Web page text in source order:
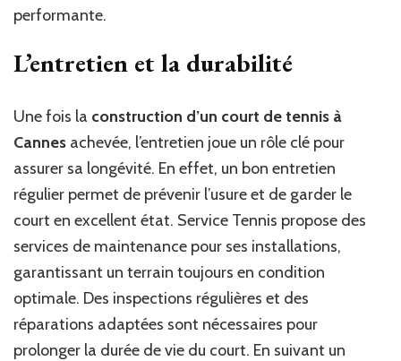
performante.
L’entretien et la durabilité
Une fois la construction d’un court de tennis à
Cannes achevée, l’entretien joue un rôle clé pour
assurer sa longévité. En effet, un bon entretien
régulier permet de prévenir l’usure et de garder le
court en excellent état. Service Tennis propose des
services de maintenance pour ses installations,
garantissant un terrain toujours en condition
optimale. Des inspections régulières et des
réparations adaptées sont nécessaires pour
prolonger la durée de vie du court. En suivant un